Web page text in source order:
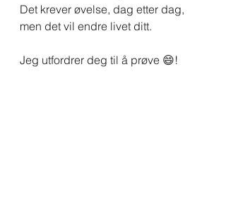
Det krever øvelse, dag etter dag,
men det vil endre livet ditt.
Jeg utfordrer deg til å prøve 😄!